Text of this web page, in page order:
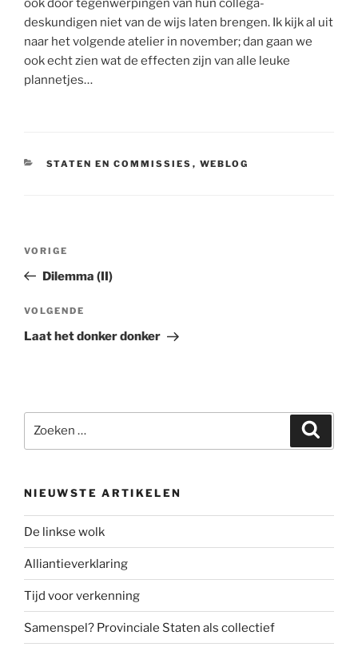
ook door tegenwerpingen van hun collega-
deskundigen niet van de wijs laten brengen. Ik kijk al uit
naar het volgende atelier in november; dan gaan we
ook echt zien wat de effecten zijn van alle leuke
plannetjes…
CATEGORIEËN
STATEN EN COMMISSIES , WEBLOG
Vorig
bericht
VORIGE
Dilemma (II)
Volgend
bericht
VOLGENDE
Laat het donker donker
naar:
NIEUWSTE ARTIKELEN
De linkse wolk
Alliantieverklaring
Tijd voor verkenning
Samenspel? Provinciale Staten als collectief